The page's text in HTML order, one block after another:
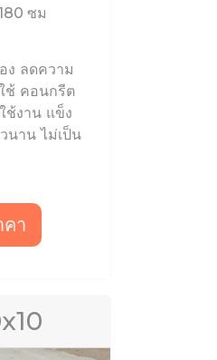
ซม
ง ลดความ
ช้ คอนกรีต
ช้งาน แข็ง
นาน ไม่เป็น
คา